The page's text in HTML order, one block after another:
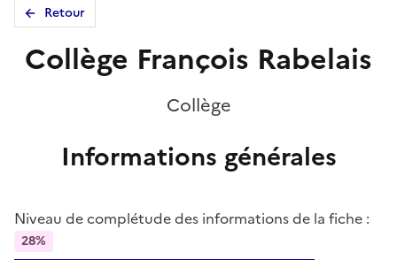
Retour
Collège François Rabelais
Collège
Informations générales
Niveau de complétude des informations de la fiche :
28%